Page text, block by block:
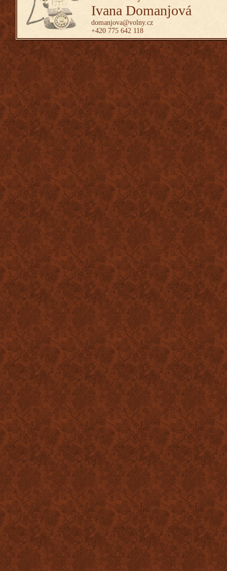
Ivana Domanjová
domanjova@volny.cz
+420 775 642 118